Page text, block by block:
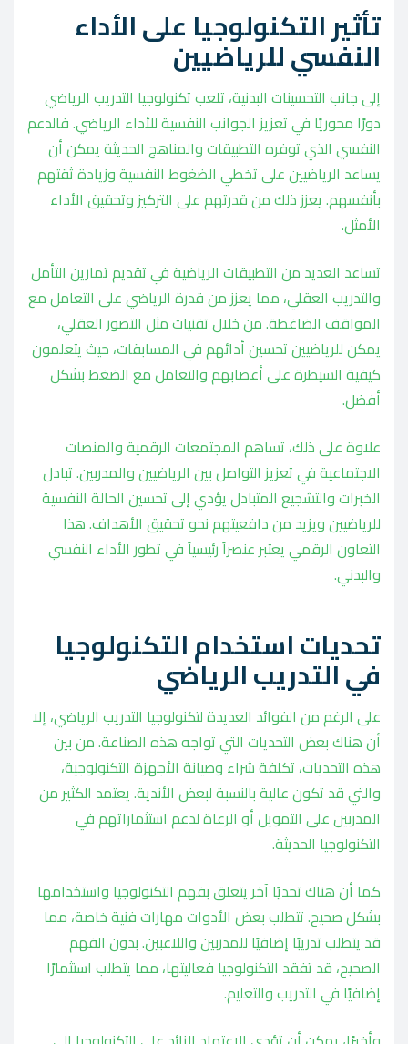
تأثير التكنولوجيا على الأداء
النفسي للرياضيين
إلى جانب التحسينات البدنية، تلعب تكنولوجيا التدريب الرياضي
دورًا محوريًا في تعزيز الجوانب النفسية للأداء الرياضي. فالدعم
النفسي الذي توفره التطبيقات والمناهج الحديثة يمكن أن
يساعد الرياضيين على تخطي الضغوط النفسية وزيادة ثقتهم
بأنفسهم. يعزز ذلك من قدرتهم على التركيز وتحقيق الأداء
الأمثل.
تساعد العديد من التطبيقات الرياضية في تقديم تمارين التأمل
والتدريب العقلي، مما يعزز من قدرة الرياضي على التعامل مع
المواقف الضاغطة. من خلال تقنيات مثل التصور العقلي،
يمكن للرياضيين تحسين أدائهم في المسابقات، حيث يتعلمون
كيفية السيطرة على أعصابهم والتعامل مع الضغط بشكل
أفضل.
علاوة على ذلك، تساهم المجتمعات الرقمية والمنصات
الاجتماعية في تعزيز التواصل بين الرياضيين والمدربين. تبادل
الخبرات والتشجيع المتبادل يؤدي إلى تحسين الحالة النفسية
للرياضيين ويزيد من دافعيتهم نحو تحقيق الأهداف. هذا
التعاون الرقمي يعتبر عنصراً رئيسياً في تطور الأداء النفسي
والبدني.
تحديات استخدام التكنولوجيا
في التدريب الرياضي
على الرغم من الفوائد العديدة لتكنولوجيا التدريب الرياضي، إلا
أن هناك بعض التحديات التي تواجه هذه الصناعة. من بين
هذه التحديات، تكلفة شراء وصيانة الأجهزة التكنولوجية،
والتي قد تكون عالية بالنسبة لبعض الأندية. يعتمد الكثير من
المدربين على التمويل أو الرعاة لدعم استثماراتهم في
التكنولوجيا الحديثة.
كما أن هناك تحديًا آخر يتعلق بفهم التكنولوجيا واستخدامها
بشكل صحيح. تتطلب بعض الأدوات مهارات فنية خاصة، مما
قد يتطلب تدريبًا إضافيًا للمدربين واللاعبين. بدون الفهم
الصحيح، قد تفقد التكنولوجيا فعاليتها، مما يتطلب استثمارًا
إضافيًا في التدريب والتعليم.